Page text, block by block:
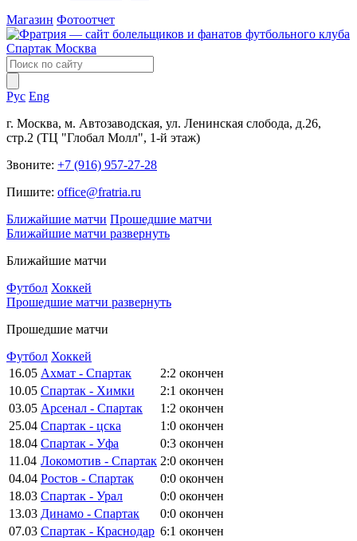
Магазин Фотоотчет
Рус Eng
г. Москва, м. Автозаводская, ул. Ленинская слобода, д.26,
стр.2 (ТЦ "Глобал Молл", 1-й этаж)
Звоните: +7 (916) 957-27-28
Пишите: office@fratria.ru
Ближайшие матчи Прошедшие матчи
Ближайшие матчи развернуть
Ближайшие матчи
Футбол Хоккей
Прошедшие матчи развернуть
Прошедшие матчи
Футбол Хоккей
16.05 Ахмат - Спартак 2:2 окончен
10.05 Спартак - Химки 2:1 окончен
03.05 Арсенал - Спартак 1:2 окончен
25.04 Спартак - цска 1:0 окончен
18.04 Спартак - Уфа 0:3 окончен
11.04 Локомотив - Спартак 2:0 окончен
04.04 Ростов - Спартак 0:0 окончен
18.03 Спартак - Урал 0:0 окончен
13.03 Динамо - Спартак 0:0 окончен
07.03 Спартак - Краснодар 6:1 окончен